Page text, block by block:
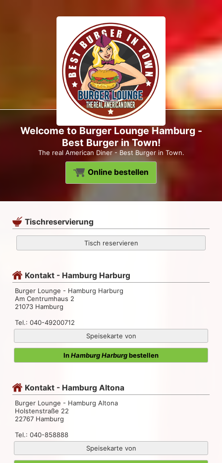
Welcome to Burger Lounge Hamburg -
Best Burger in Town!
The real American Diner - Best Burger in Town.
Online bestellen
Tischreservierung
Tisch reservieren
Kontakt - Hamburg Harburg
Burger Lounge - Hamburg Harburg
Am Centrumhaus 2
21073 Hamburg
Tel.: 040-49200712
Speisekarte von
InHamburg Harburgbestellen
Kontakt - Hamburg Altona
Burger Lounge - Hamburg Altona
Holstenstraße 22
22767 Hamburg
Tel.: 040-858888
Speisekarte von